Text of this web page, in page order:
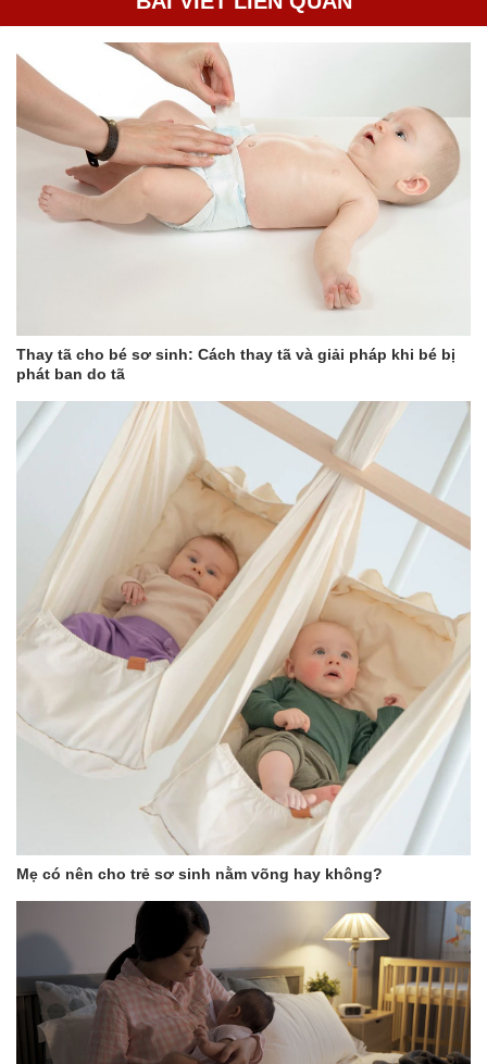
Thay tã cho bé sơ sinh: Cách thay tã và giải pháp khi bé bị
phát ban do tã
Mẹ có nên cho trẻ sơ sinh nằm võng hay không?